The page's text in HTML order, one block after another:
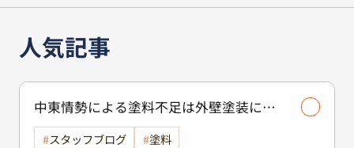
人気記事
中東情勢による塗料不足は外壁塗装に影
響する？古河市で工事を検討中の方へ
スタッフブログ
塗料